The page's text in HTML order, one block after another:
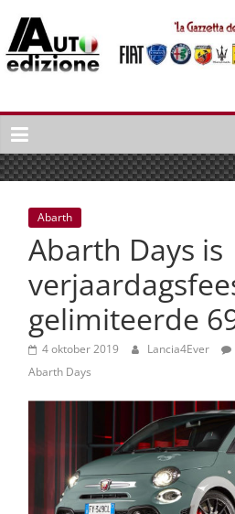
naar
inhoud
Auto
Edizione
La
Gazetta
dell'Automobile
Italiana
autonieuws
lifestyle
Abarth
Abarth Days is
gelimiteerde
4 oktober 2019 Lancia4Ever
Abarth Days